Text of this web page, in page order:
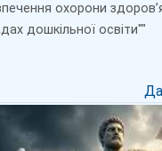
охорони
дошкільної освіти""